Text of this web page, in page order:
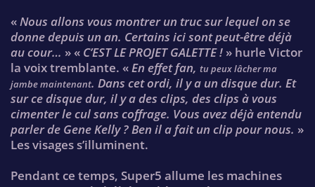
«Nous allons vous montrer un truc sur lequel on se
donne depuis un an. Certains ici sont peut-être déjà
au cour… » « C’EST LE PROJET GALETTE ! » hurle Victor
la voix tremblante. «En effet fan, tu peux lâcher ma
jambe maintenant. Dans cet ordi, il y a un disque dur. Et
sur ce disque dur, il y a des clips, des clips à vous
cimenter le cul sans coffrage. Vous avez déjà entendu
parler de Gene Kelly ? Ben il a fait un clip pour nous. »
Les visages s’illuminent.
Pendant ce temps, Super5 allume les machines